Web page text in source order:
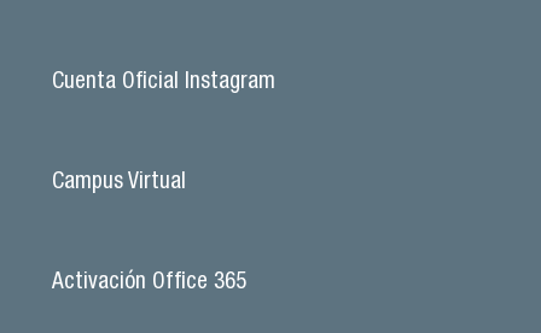
Cuenta Oficial Instagram
Campus Virtual
Activación Office 365